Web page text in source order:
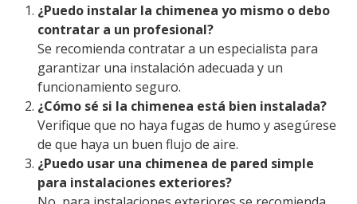
¿Puedo instalar la chimenea yo mismo o debo
contratar a un profesional?
Se recomienda contratar a un especialista para
garantizar una instalación adecuada y un
funcionamiento seguro.
¿Cómo sé si la chimenea está bien instalada?
Verifique que no haya fugas de humo y asegúrese
de que haya un buen flujo de aire.
¿Puedo usar una chimenea de pared simple
para instalaciones exteriores?